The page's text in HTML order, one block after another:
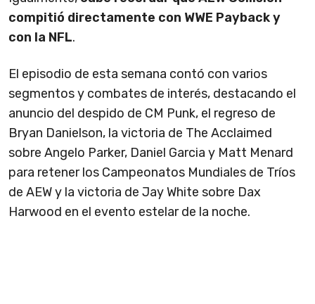
compitió directamente con WWE Payback y
con la NFL.
El episodio de esta semana contó con varios
segmentos y combates de interés, destacando el
anuncio del despido de CM Punk, el regreso de
Bryan Danielson, la victoria de The Acclaimed
sobre Angelo Parker, Daniel Garcia y Matt Menard
para retener los Campeonatos Mundiales de Tríos
de AEW y la victoria de Jay White sobre Dax
Harwood en el evento estelar de la noche.